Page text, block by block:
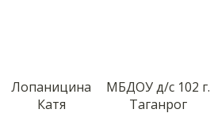
Лопаницина
Катя
МБДОУ д/с 102 г.
Таганрог